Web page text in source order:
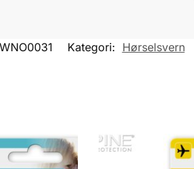
WNO0031 Kategori: Hørselsvern